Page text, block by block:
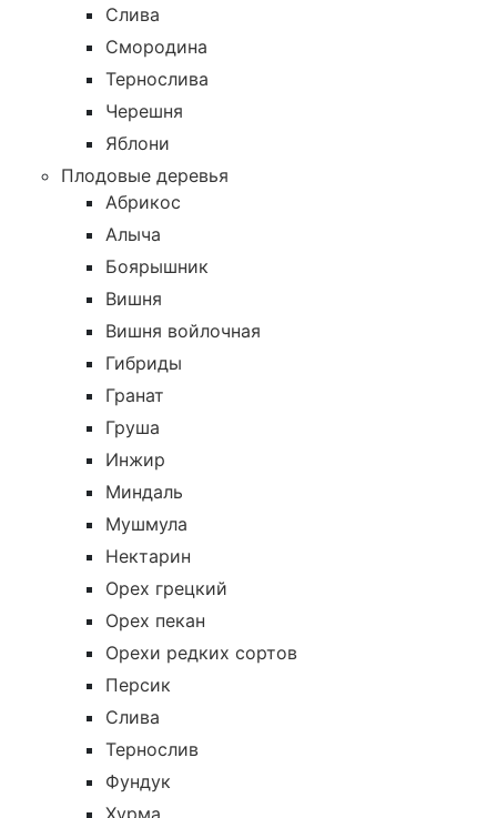
Слива
Смородина
Тернослива
Черешня
Яблони
Плодовые деревья
Абрикос
Алыча
Боярышник
Вишня
Вишня войлочная
Гибриды
Гранат
Груша
Инжир
Миндаль
Мушмула
Нектарин
Орех грецкий
Орех пекан
Орехи редких сортов
Персик
Слива
Тернослив
Фундук
Хурма